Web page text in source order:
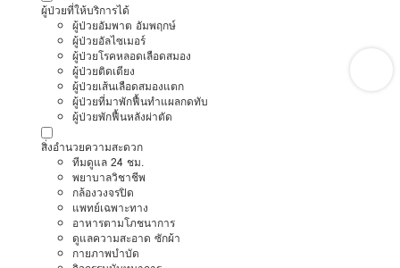
ผู้ป่วยที่ให้บริการได้
ผู้ป่วยอัมพาต อัมพฤกษ์
ผู้ป่วยอัลไซเมอร์
ผู้ป่วยโรคหลอดเลือดสมอง
ผู้ป่วยติดเตียง
ผู้ป่วยเส้นเลือดสมองแตก
ผู้ป่วยที่มาพักฟื้นทำแผลกดทับ
ผู้ป่วยพักฟื้นหลังผ่าตัด
สิ่งอำนวยความสะดวก
ทีมดูแล 24 ชม.
พยาบาลวิชาชีพ
กล้องวงจรปิด
แพทย์เฉพาะทาง
อาหารตามโภชนาการ
ดูแลความสะอาด ซักผ้า
กายภาพบำบัด